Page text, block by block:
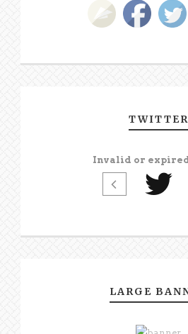
TWITTER
Invalid or
LARGE